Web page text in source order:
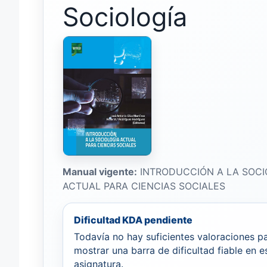
Sociología
Manual vigente: INTRODUCCIÓN A LA
ACTUAL PARA CIENCIAS SOCIALES
Dificultad KDA pendiente
Todavía no hay suficientes valoraciones
mostrar una barra de dificultad fiable en
asignatura.